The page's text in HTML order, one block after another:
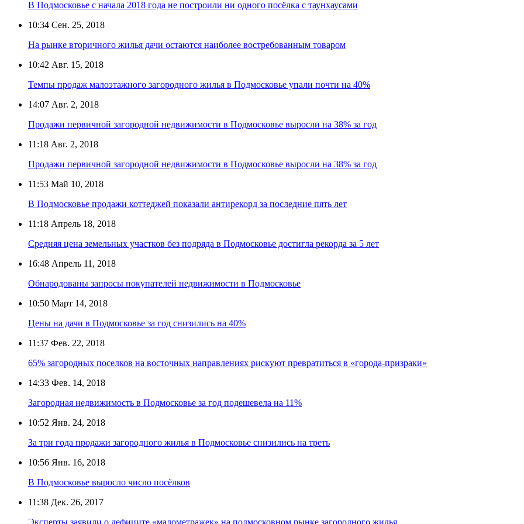
В Подмосковье с начала 2018 года не построили ни одного посёлка с таунхаусами
10:34 Сен. 25, 2018
На рынке вторичного жилья дачи остаются наиболее востребованным товаром
10:42 Авг. 15, 2018
Темпы продаж малоэтажного загородного жилья в Подмосковье упали почти на 40%
14:07 Авг. 2, 2018
Продажи первичной загородной недвижимости в Подмосковье выросли на 38% за год
11:18 Авг. 2, 2018
Продажи первичной загородной недвижимости в Подмосковье выросли на 38% за год
11:53 Май 10, 2018
В Подмосковье продажи коттеджей показали антирекорд за последние пять лет
11:18 Апрель 18, 2018
Средняя цена земельных участков без подряда в Подмосковье достигла рекорда за 5 лет
16:48 Апрель 11, 2018
Обнародованы запросы покупателей недвижимости в Подмосковье
10:50 Март 14, 2018
Цены на дачи в Подмосковье за год снизились на 40%
11:37 Фев. 22, 2018
65% загородных поселков на восточных направлениях рискуют превратиться в «города-призраки»
14:33 Фев. 14, 2018
Загородная недвижимость в Подмосковье за год подешевела на 11%
10:52 Янв. 24, 2018
За три года продажи загородного жилья в Подмосковье снизились на треть
10:56 Янв. 16, 2018
В Подмосковье выросло число посёлков
11:38 Дек. 26, 2017